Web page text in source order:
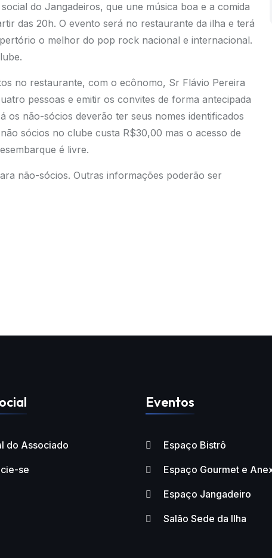
do Jangadeiros, que une música boa e a comida
das 20h. O evento será no restaurante da ilha e terá
o melhor do pop rock nacional e internacional.
no restaurante, com o ecônomo, Sr Flávio Pereira
pessoas e emitir os convites de forma antecipada
os não-sócios deverão ter seus nomes identificados
sócios no clube custa R$30,00 mas o acesso de
é livre.
não-sócios. Outras informações poderão ser
do Associado
se
Eventos
Espaço Bistrô
Espaço Gourmet e
Espaço Jangadeiro
Salão Sede da Ilha